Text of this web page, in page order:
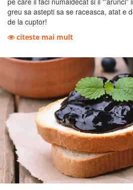
greu sa astepti sa se raceasca, atat e
de la cuptor!
citeste mai mult